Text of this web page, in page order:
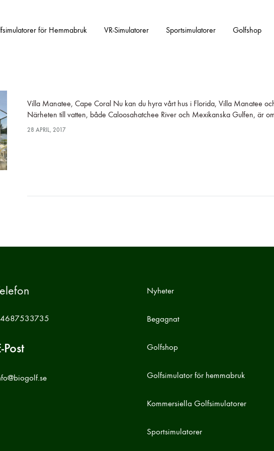
för Hemmabruk VR-Simulatorer Sportsimulatorer Golfshop
Villa Manatee, Cape Coral Nu kan du hyra vårt hus i Florida, Villa Manatee
Närheten till vatten, både Caloosahatchee River och Mexikanska Gulfen, är
28 APRIL, 2017
Post
Nyheter
Begagnat
Golfshop
Golfsimulator för hemmabruk
Kommersiella Golfsimulatorer
Sportsimulatorer